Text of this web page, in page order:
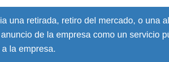
una retirada, retiro del mercado, o una
de la empresa como un servicio
la empresa.